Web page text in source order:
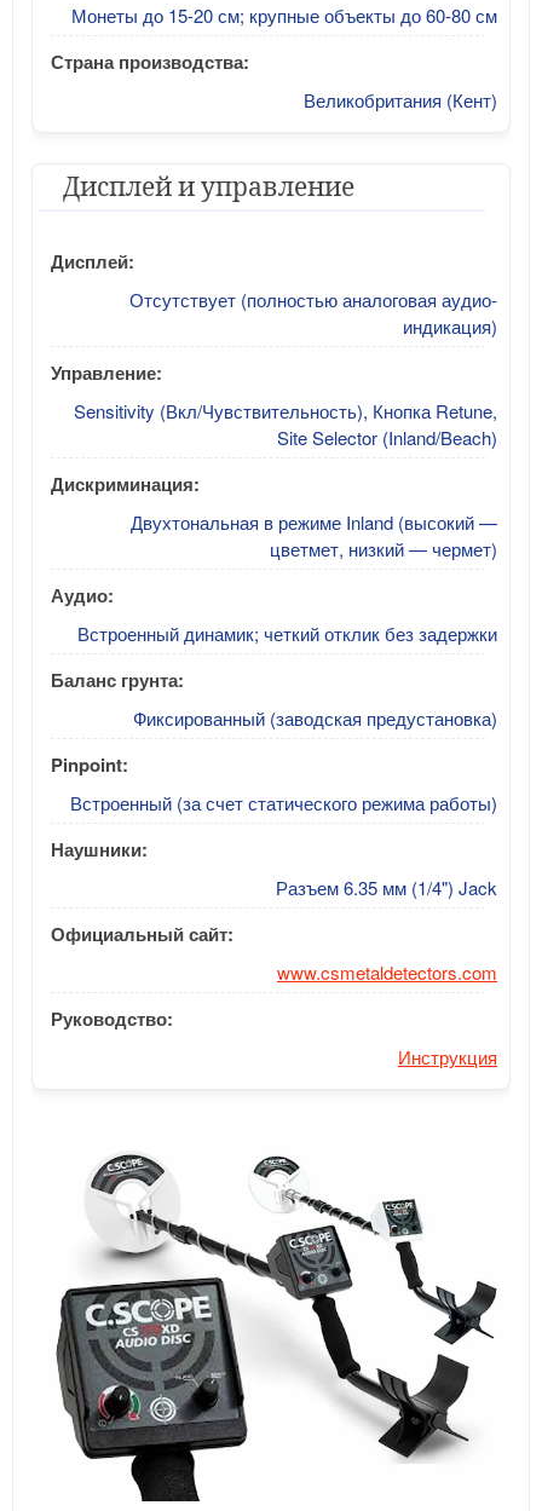
Монеты до 15-20 см; крупные объекты до 60-80 см
Страна производства:
Великобритания (Кент)
Дисплей и управление
Дисплей:
Отсутствует (полностью аналоговая аудио-
индикация)
Управление:
Sensitivity (Вкл/Чувствительность), Кнопка Retune,
Site Selector (Inland/Beach)
Дискриминация:
Двухтональная в режиме Inland (высокий —
цветмет, низкий — чермет)
Аудио:
Встроенный динамик; четкий отклик без задержки
Баланс грунта:
Фиксированный (заводская предустановка)
Pinpoint:
Встроенный (за счет статического режима работы)
Наушники:
Разъем 6.35 мм (1/4") Jack
Официальный сайт:
www.csmetaldetectors.com
Руководство:
Инструкция